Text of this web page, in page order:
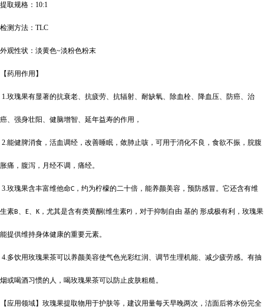
提取规格： 10:1
检测方法： TLC
外观性状：淡黄色~淡粉色粉末
【药用作用】
1.玫瑰果有显著的抗衰老、抗疲劳、抗辐射、耐缺氧、除血栓、降血压、防癌、治
癌、强身壮阳、健脑增智、延年益寿的作用，
2.能健脾消食，活血调经，改善睡眠，敛肺止咳，可用于消化不良，食欲不振，脘腹
胀痛，腹泻，月经不调，痛经。
3.玫瑰果含丰富维他命C ，约为柠檬的二十倍，能养颜美容，预防感冒。它还含有维
生素B、 E、 K ，尤其是含有类黄酮(维生素P) ，对于抑制自由 基的 形成极有利，玫瑰果
能提供维持身体健康的重要元素。
4.多饮用玫瑰果茶可以养颜美容使气色光彩红润、调节生理机能、减少疲劳感。有抽
烟或喝酒习惯的人，喝玫瑰果茶可以防止皮肤粗糙。
【应用领域】玫瑰果提取物用于护肤等，建议用量每天早晚两次，洁面后将水份完全